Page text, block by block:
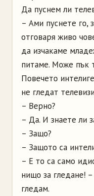
Да пуснем ли
– Ами пуснете го,
отговаря живо
да изчакаме
питаме. Може пък
Повечето
не гледат
– Верно?
– Да. И знаете ли
– Защо?
– Защото са
– Е то са само
нищо за гледане!
гледам.